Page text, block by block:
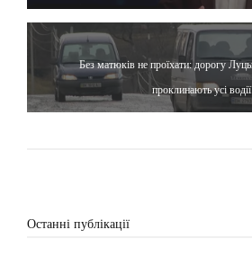
Без матюків не проїхати: дорогу
проклинають усі
Останні публікації